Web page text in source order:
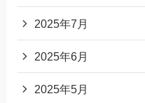
2025年7月
2025年6月
2025年5月